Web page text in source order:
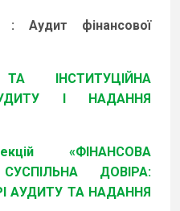
: Аудит фінансової
ІНСТИТУЦІЙНА
І НАДАННЯ
«ФІНАНСОВА
ДОВІРА:
АУДИТУ ТА НАДАННЯ